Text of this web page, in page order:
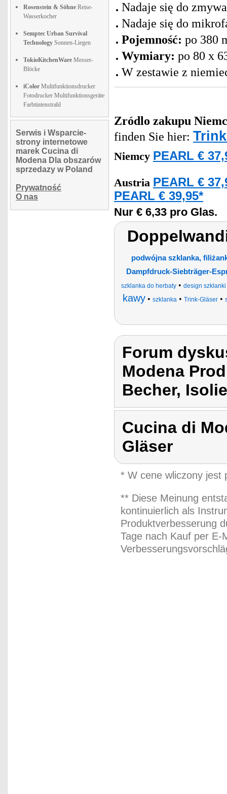
Rosenstein & Söhne Reise-
Wasserkocher
Semptec Urban Survival
Technology Sonnen-Liegen
TokioKitchenWare Messer-
Blöcke
iColor Multifunktionsdrucker
Fotodrucker Multifunktionsgeräte
Farbtintenstrahl
Serwis i Wsparcie-
strony internetowe
marek Cucina di
Modena Dla obszarów
sprzedazy w Poland
Prywatność
O nas
Nadaje się do
Nadaje się do
Pojemność: po 380
Wymiary: po 80 x
W zestawie z
Zródlo zakupu
finden Sie hier:
Niemcy PEARL €
Austria PEARL €
PEARL € 39,95*
Nur € 6,33 pro Glas.
podwójna szklanka,
Dampfdruck-Siebträger-
szklanka do herbaty• design
kawy • szklanka • Trink-Gläser •
Forum
Modena
Becher,
Cucina di
Gläser
* W cene wliczony jest
** Diese Meinung
kontinuierlich als
Produktverbesserung
Tage nach Kauf per E-